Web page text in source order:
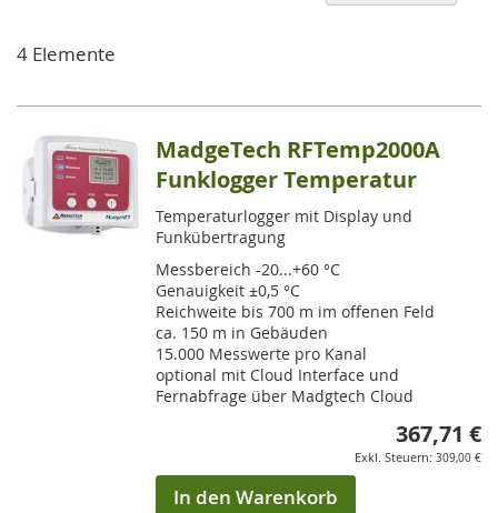
4 Elemente
MadgeTech RFTemp2000A
Funklogger Temperatur
Temperaturlogger mit Display und
Funkübertragung
Messbereich -20...+60 °C
Genauigkeit ±0,5 °C
Reichweite bis 700 m im offenen Feld
ca. 150 m in Gebäuden
15.000 Messwerte pro Kanal
optional mit Cloud Interface und
Fernabfrage über Madgtech Cloud
367,71 €
309,00 €
In den Warenkorb